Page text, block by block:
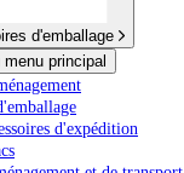
d'emballage
menu principal
d'expédition